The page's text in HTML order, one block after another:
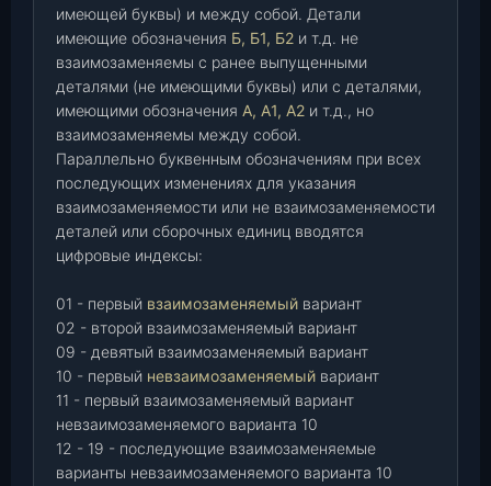
имеющей буквы) и между собой. Детали
имеющие обозначения Б, Б1, Б2 и т.д. не
взаимозаменяемы с ранее выпущенными
деталями (не имеющими буквы) или с деталями,
имеющими обозначения А, А1, А2 и т.д., но
взаимозаменяемы между собой.
Параллельно буквенным обозначениям при всех
последующих изменениях для указания
взаимозаменяемости или не взаимозаменяемости
деталей или сборочных единиц вводятся
цифровые индексы:
01 - первый взаимозаменяемый вариант
02 - второй взаимозаменяемый вариант
09 - девятый взаимозаменяемый вариант
10 - первый невзаимозаменяемый вариант
11 - первый взаимозаменяемый вариант
невзаимозаменяемого варианта 10
12 - 19 - последующие взаимозаменяемые
варианты невзаимозаменяемого варианта 10